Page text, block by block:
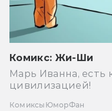
Комикс: Жи-Ши
Марь Иванна, есть
цивилизацией!
Комиксы ЮморФан